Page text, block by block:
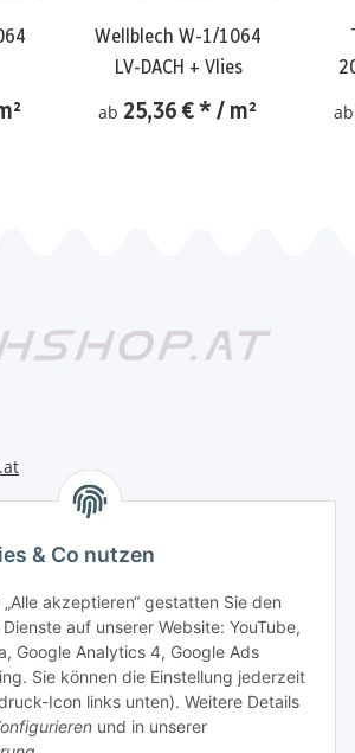
Wellblech W-1/1064
LV-DACH + Vlies
ab 25,36 €* / m²
Sie haben Fragen zu
& Co nutzen
akzeptieren“ gestatten Sie den
auf unserer Website: YouTube,
Google Analytics 4, Google Ads
Sie können die Einstellung jederzeit
Icon links unten). Weitere Details
und in unserer